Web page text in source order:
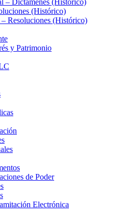
– Dictámenes (Histórico)
(Histórico)
Resoluciones (Histórico)
y Patrimonio
de Poder
Electrónica